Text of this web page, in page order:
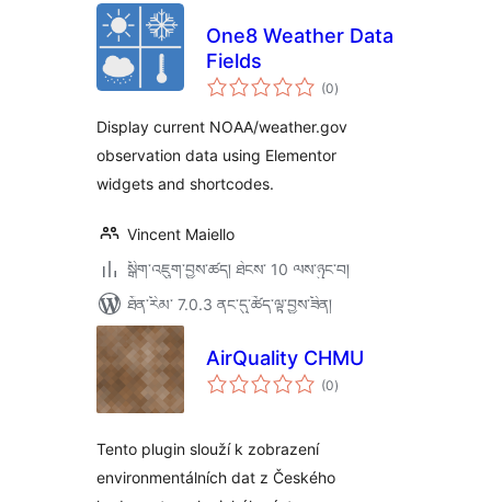
One8 Weather Data
Fields
(0གདེང་
འཇོག་
ཚང་།
)
Display current NOAA/weather.gov
observation data using Elementor
widgets and shortcodes.
Vincent Maiello
སྒྲིག་འཇུག་བྱས་ཚད། ཐེངས་ 10 ལས་ཉུང་བ།
ཐོན་རིམ་ 7.0.3 ནང་དུ་ཚོད་ལྟ་བྱས་ཟིན།
AirQuality CHMU
(0གདེང་
འཇོག་
)
Tento plugin slouží k zobrazení
environmentálních dat z Českého